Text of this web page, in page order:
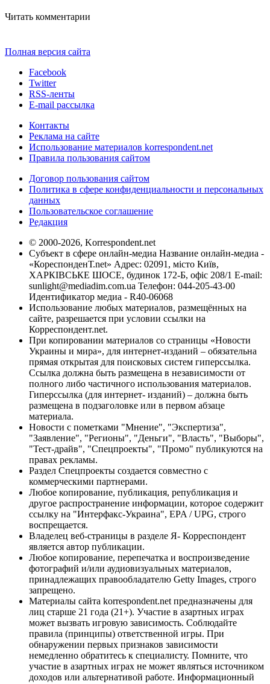
Читать комментарии
Полная версия сайта
Facebook
Twitter
RSS-ленты
E-mail рассылка
Контакты
Реклама на сайте
Использование материалов korrespondent.net
Правила пользования сайтом
Договор пользования сайтом
Политика в сфере конфиденциальности и персональных
данных
Пользовательское соглашение
Редакция
© 2000-2026, Korrespondent.net
Субъект в сфере онлайн-медиа Название онлайн-медиа -
«КореспонденТ.net» Адрес: 02091, місто Київ,
ХАРКІВСЬКЕ ШОСЕ, будинок 172-Б, офіс 208/1 E-mail:
sunlight@mediadim.com.ua Телефон: 044-205-43-00
Идентификатор медиа - R40-06068
Использование любых материалов, размещённых на
сайте, разрешается при условии ссылки на
Корреспондент.net.
При копировании материалов со страницы «Новости
Украины и мира», для интернет-изданий – обязательна
прямая открытая для поисковых систем гиперссылка.
Ссылка должна быть размещена в независимости от
полного либо частичного использования материалов.
Гиперссылка (для интернет- изданий) – должна быть
размещена в подзаголовке или в первом абзаце
материала.
Новости с пометками "Мнение", "Экспертиза",
"Заявление", "Регионы", "Деньги", "Власть", "Выборы",
"Тест-драйв", "Спецпроекты", "Промо" публикуются на
правах рекламы.
Раздел Спецпроекты создается совместно с
коммерческими партнерами.
Любое копирование, публикация, републикация и
другое распространение информации, которое содержит
ссылку на "Интерфакс-Украина", EPA / UPG, строго
воспрещается.
Владелец веб-страницы в разделе Я- Корреспондент
является автор публикации.
Любое копирование, перепечатка и воспроизведение
фотографий и/или аудиовизуальных материалов,
принадлежащих правообладателю Getty Images, строго
запрещено.
Материалы сайта korrespondent.net предназначены для
лиц старше 21 года (21+). Участие в азартных играх
может вызвать игровую зависимость. Соблюдайте
правила (принципы) ответственной игры. При
обнаружении первых признаков зависимости
немедленно обратитесь к специалисту. Помните, что
участие в азартных играх не может являться источником
доходов или альтернативой работе. Информационный